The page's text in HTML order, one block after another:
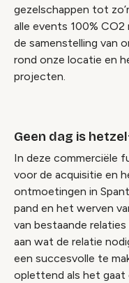
gezelschappen tot
alle events 100% CO2
de samenstelling van
rond onze locatie en
projecten.
Geen dag is
In deze commerciële
voor de acquisitie en
ontmoetingen in
pand en het werven
van bestaande
aan wat de relatie
een succesvolle te
oplettend als het